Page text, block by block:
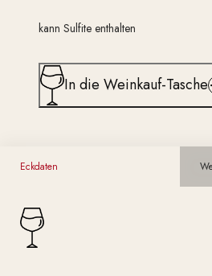
kann Sulfite enthalten
In die Weinkauf-Tasche
Eckdaten